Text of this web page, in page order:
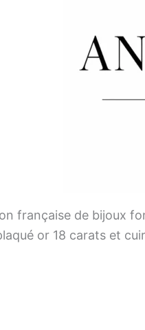
française de bijoux
or 18 carats et